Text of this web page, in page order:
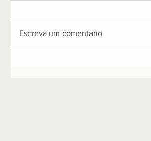
Escreva um comentário